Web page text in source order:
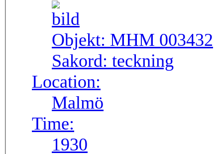
Objekt: MHM 003432
Sakord: teckning
Location:
Malmö
Time:
1930